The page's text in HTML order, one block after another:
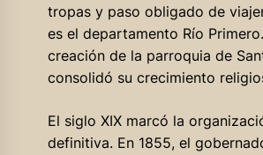
tropas y paso obligado de
es el departamento Río
creación de la parroquia de
consolidó su crecimiento
El siglo XIX marcó la
definitiva. En 1855, el